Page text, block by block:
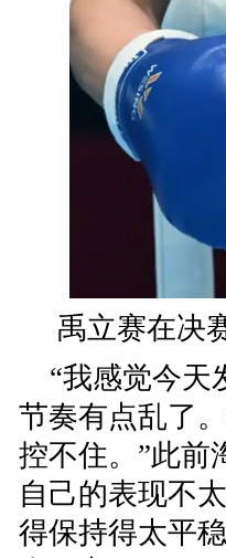
禹立赛在决
“我感觉今天
节奏有点乱了
控不住。”此前
自己的表现不
得保持得太平